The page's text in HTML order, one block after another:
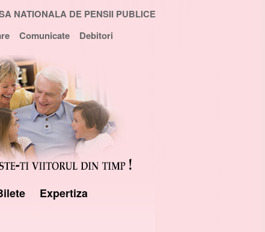
NATIONALA DE PENSII PUBLICE
Comunicate Debitori
Expertiza